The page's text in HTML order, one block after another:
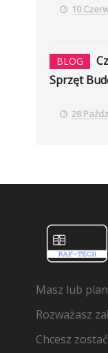
10
BLOG
Sprzęt
28
Masz lub
Rozważasz
Chcesz